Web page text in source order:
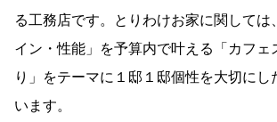
る工務店です。とりわけお家に関しては
イン・性能」を予算内で叶える「カフェ
り」をテーマに１邸１邸個性を大切にし
います。